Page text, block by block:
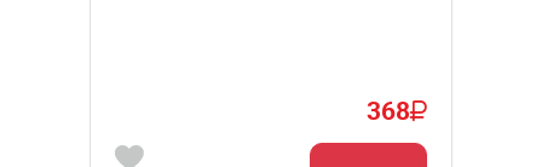
368